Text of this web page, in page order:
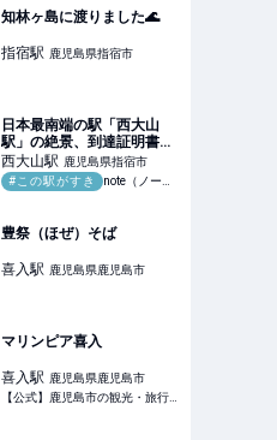
知林ヶ島に渡りました🌊
指宿駅 鹿児島県指宿市
日本最南端の駅「西大山
駅」の絶景、到達証明書の
もらい方｜日本一周、世界
一周 もふP
西大山駅 鹿児島県指宿市
#この駅がすき
note（ノート）
豊祭（ほぜ）そば
喜入駅 鹿児島県鹿児島市
マリンピア喜入
喜入駅 鹿児島県鹿児島市
【公式】鹿児島市の観光・旅行情報サイト｜かごしま市観光ナビ